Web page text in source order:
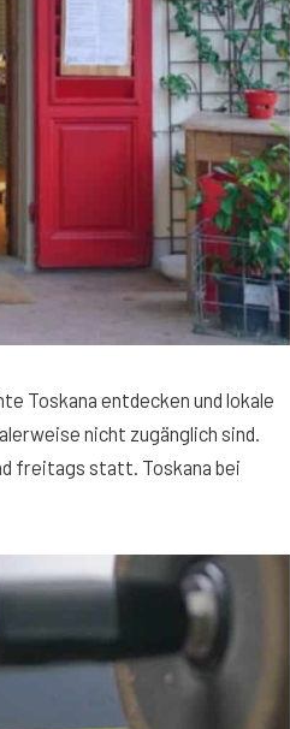
Toskana entdecken und lokale
nicht zugänglich sind.
freitags statt. Toskana bei